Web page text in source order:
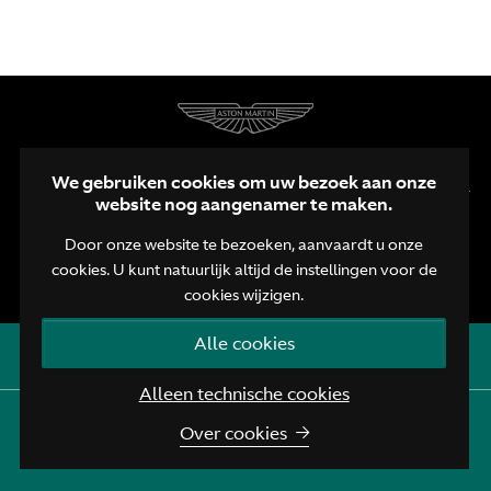
Aston Martin Brussels : +32 (0)2 720 43 45
Snel contacten openen
FR EN
Privacy Policy Cookie Policy
We gebruiken cookies om uw bezoek aan onze
website nog aangenamer te maken.
Door onze website te bezoeken, aanvaardt u onze
cookies. U kunt natuurlijk altijd de instellingen voor de
cookies wijzigen.
Alle cookies
Alleen technische cookies
Over cookies